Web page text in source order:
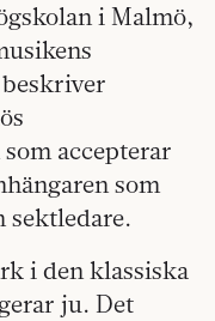
i Malmö,
accepterar
som
sektledare.
i den klassiska
ju. Det